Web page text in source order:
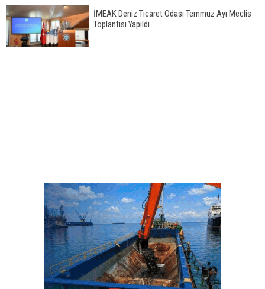
İMEAK Deniz Ticaret Odası Temmuz Ayı Meclis
Toplantısı Yapıldı